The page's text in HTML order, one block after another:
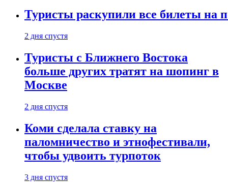
Туристы раскупили все билеты на
2 дня спустя
Туристы с Ближнего Востока
больше других тратят на шопинг в
Москве
2 дня спустя
Коми сделала ставку на
паломничество и этнофестивали,
чтобы удвоить турпоток
3 дня спустя